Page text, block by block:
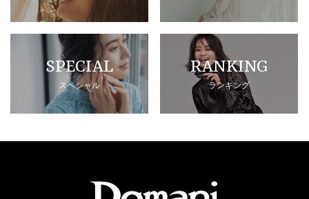
SPECIAL
スペシャル
RANKING
ランキング